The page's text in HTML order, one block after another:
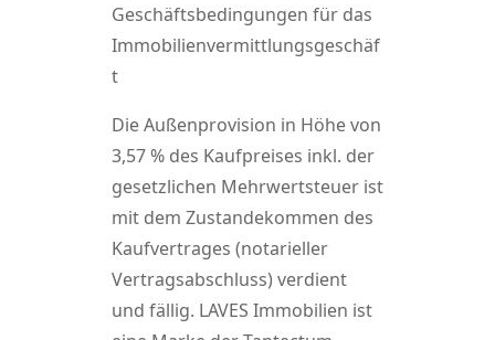
Geschäftsbedingungen für das
Immobilienvermittlungsgeschäf
t
Die Außenprovision in Höhe von
3,57 % des Kaufpreises inkl. der
gesetzlichen Mehrwertsteuer ist
mit dem Zustandekommen des
Kaufvertrages (notarieller
Vertragsabschluss) verdient
und fällig. LAVES Immobilien ist